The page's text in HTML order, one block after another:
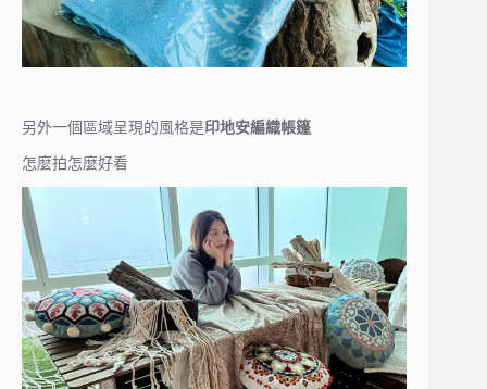
另外一個區域呈現的風格是印地安編織帳篷
怎麼拍怎麼好看